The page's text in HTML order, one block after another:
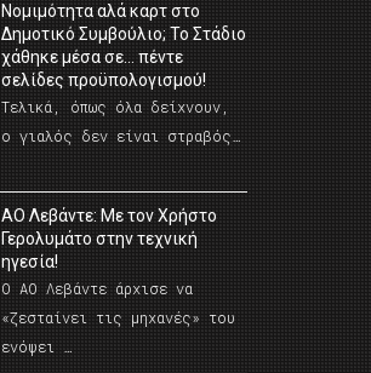
Νομιμότητα αλά καρτ στο
Δημοτικό Συμβούλιο; Το Στάδιο
χάθηκε μέσα σε… πέντε
σελίδες προϋπολογισμού!
Τελικά, όπως όλα δείχνουν,
ο γιαλός δεν είναι στραβός…
ΑΟ Λεβάντε: Με τον Χρήστο
Γερολυμάτο στην τεχνική
ηγεσία!
Ο ΑΟ Λεβάντε άρχισε να
«ζεσταίνει τις μηχανές» του
ενόψει …